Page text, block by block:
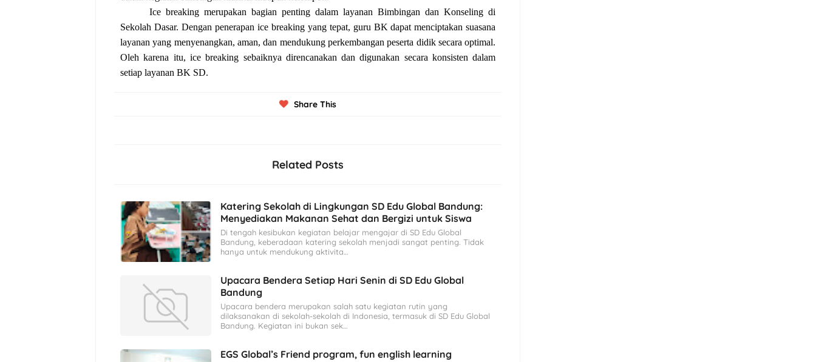
Ice breaking merupakan bagian penting dalam layanan Bimbingan dan Konseling di
Sekolah Dasar. Dengan penerapan ice breaking yang tepat, guru BK dapat menciptakan suasana
layanan yang menyenangkan, aman, dan mendukung perkembangan peserta didik secara optimal.
Oleh karena itu, ice breaking sebaiknya direncanakan dan digunakan secara konsisten dalam
setiap layanan BK SD.
Share This
Related Posts
Katering Sekolah di Lingkungan SD Edu Global Bandung:
Menyediakan Makanan Sehat dan Bergizi untuk Siswa
Di tengah kesibukan kegiatan belajar mengajar di SD Edu Global
Bandung, keberadaan katering sekolah menjadi sangat penting. Tidak
hanya untuk mendukung aktivita…
Upacara Bendera Setiap Hari Senin di SD Edu Global
Bandung
Upacara bendera merupakan salah satu kegiatan rutin yang
dilaksanakan di sekolah-sekolah di Indonesia, termasuk di SD Edu Global
Bandung. Kegiatan ini bukan sek…
EGS Global’s Friend program, fun english learning